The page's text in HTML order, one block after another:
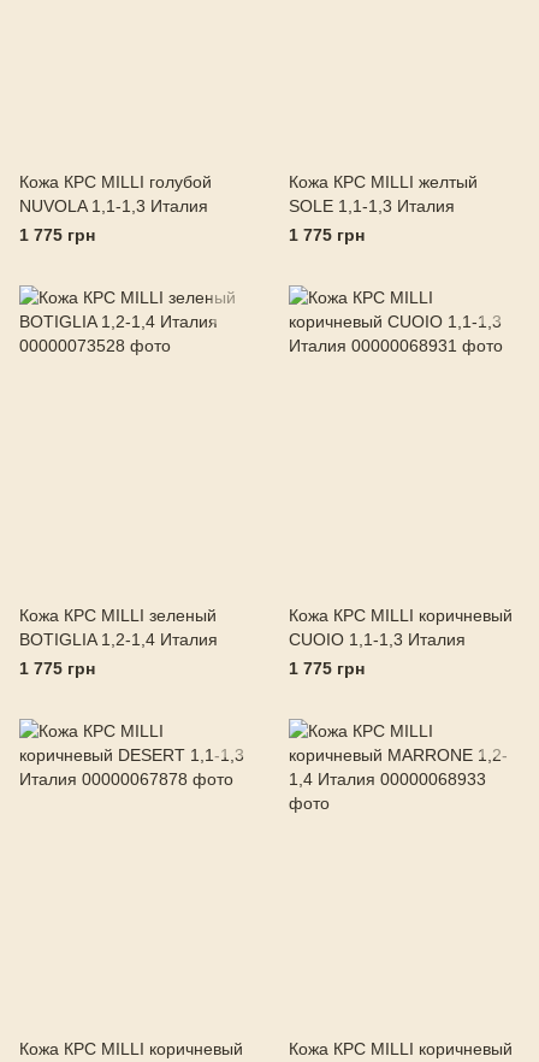
Кожа КРС MILLI голубой
NUVOLA 1,1-1,3 Италия
1 775 грн
Кожа КРС MILLI желтый
SOLE 1,1-1,3 Италия
1 775 грн
Кожа КРС MILLI зеленый
BOTIGLIA 1,2-1,4 Италия
1 775 грн
Кожа КРС MILLI коричневый
CUOIO 1,1-1,3 Италия
1 775 грн
Кожа КРС MILLI коричневый
Кожа КРС MILLI коричневый